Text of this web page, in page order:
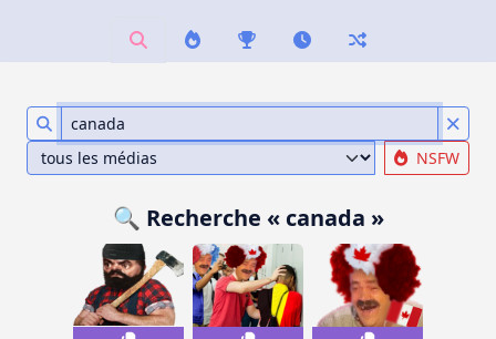
NSFW
🔍 Recherche « canada »